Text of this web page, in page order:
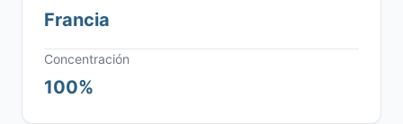
Francia
Concentración
100%